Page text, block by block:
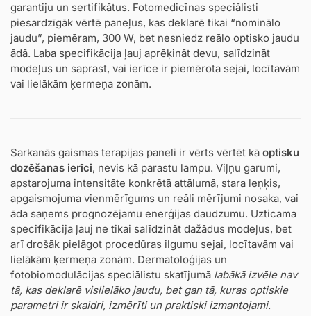
garantiju un sertifikātus. Fotomedicīnas speciālisti
piesardzīgāk vērtē paneļus, kas deklarē tikai “nominālo
jaudu”, piemēram, 300 W, bet nesniedz reālo optisko jaudu
ādā. Laba specifikācija ļauj aprēķināt devu, salīdzināt
modeļus un saprast, vai ierīce ir piemērota sejai, locītavām
vai lielākām ķermeņa zonām.
Sarkanās gaismas terapijas paneli ir vērts vērtēt kā optisku
dozēšanas ierīci, nevis kā parastu lampu. Viļņu garumi,
apstarojuma intensitāte konkrētā attālumā, stara leņķis,
apgaismojuma vienmērīgums un reāli mērījumi nosaka, vai
āda saņems prognozējamu enerģijas daudzumu. Uzticama
specifikācija ļauj ne tikai salīdzināt dažādus modeļus, bet
arī drošāk pielāgot procedūras ilgumu sejai, locītavām vai
lielākām ķermeņa zonām. Dermatoloģijas un
fotobiomodulācijas speciālistu skatījumā labākā izvēle nav
tā, kas deklarē vislielāko jaudu, bet gan tā, kuras optiskie
parametri ir skaidri, izmērīti un praktiski izmantojami.